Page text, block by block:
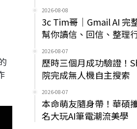
2026-08-08
3c Tim哥｜Gmail AI 完
幫你讀信、回信、整理
2026-08-07
歷時三個月成功驗證！
院完成無人機自主搜索
2026-08-07
本命萌友隨身帶！華碩
名大玩AI筆電潮流美學